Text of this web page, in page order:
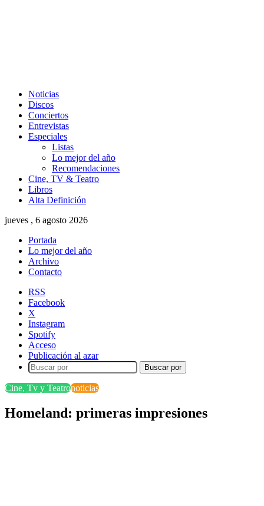
Noticias
Discos
Conciertos
Entrevistas
Especiales
Listas
Lo mejor del año
Recomendaciones
Cine, TV & Teatro
Libros
Alta Definición
jueves , 6 agosto 2026
Portada
Lo mejor del año
Archivo
Contacto
RSS
Facebook
X
Instagram
Spotify
Acceso
Publicación al azar
Buscar por
Cine, Tv y Teatronoticias
Homeland: primeras impresiones